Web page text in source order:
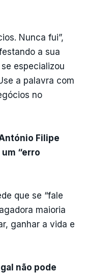
Nunca fui”,
a sua
especializou
a palavra com
no
Filipe
“erro
que se “fale
maioria
ganhar a vida e
não pode